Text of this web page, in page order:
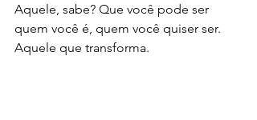
Aquele, sabe? Que você pode ser
quem você é, quem você quiser ser.
Aquele que transforma.